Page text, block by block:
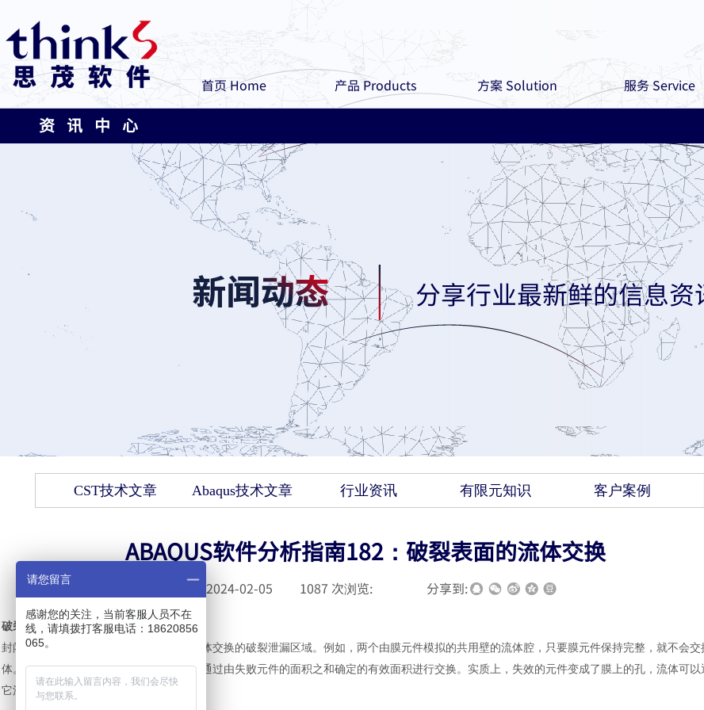
首页 Home 产品 Products 方案 Solution 服务 Service
分享行业最新鲜的信息
资 讯 中 心
CST技术文章 Abaqus技术文章 行业资讯 有限元知识 客户案例
ABAQUS软件分析指南182：破裂表面的流体交换
2024-02-05 1087 次浏览: 分享到:
破裂表面的流体交换
封闭流体腔的元件可能失效并产生允许流体交换的破裂泄漏区域。例如，两个由膜元件模拟的共用壁的流体腔，只要膜元件保持完整，就不会交
体。当任何共享的膜元件失败时，流体将通过由失败元件的面积之和确定的有效面积进行交换。实质上，失效的元件变成了膜上的孔，流体可以
它流动。
请您留言
感谢您的关注，当前客服人员不在
线，请填拨打客服电话：18620856
065。